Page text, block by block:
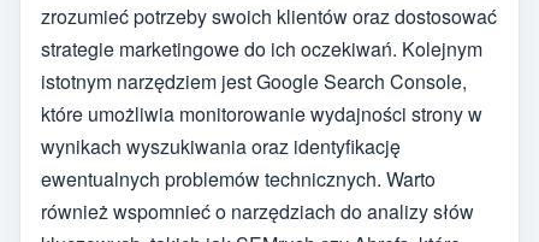
zrozumieć potrzeby swoich klientów oraz dostosować
strategie marketingowe do ich oczekiwań. Kolejnym
istotnym narzędziem jest Google Search Console,
które umożliwia monitorowanie wydajności strony w
wynikach wyszukiwania oraz identyfikację
ewentualnych problemów technicznych. Warto
również wspomnieć o narzędziach do analizy słów